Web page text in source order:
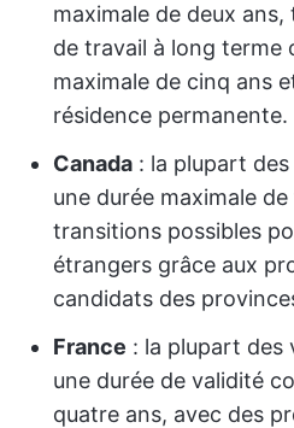
maximale de deux ans,
de travail à long terme
maximale de cinq ans
résidence permanente.
Canada : la plupart
une durée maximale
transitions possibles
étrangers grâce aux
candidats des
France : la plupart des
une durée de validité
quatre ans, avec des